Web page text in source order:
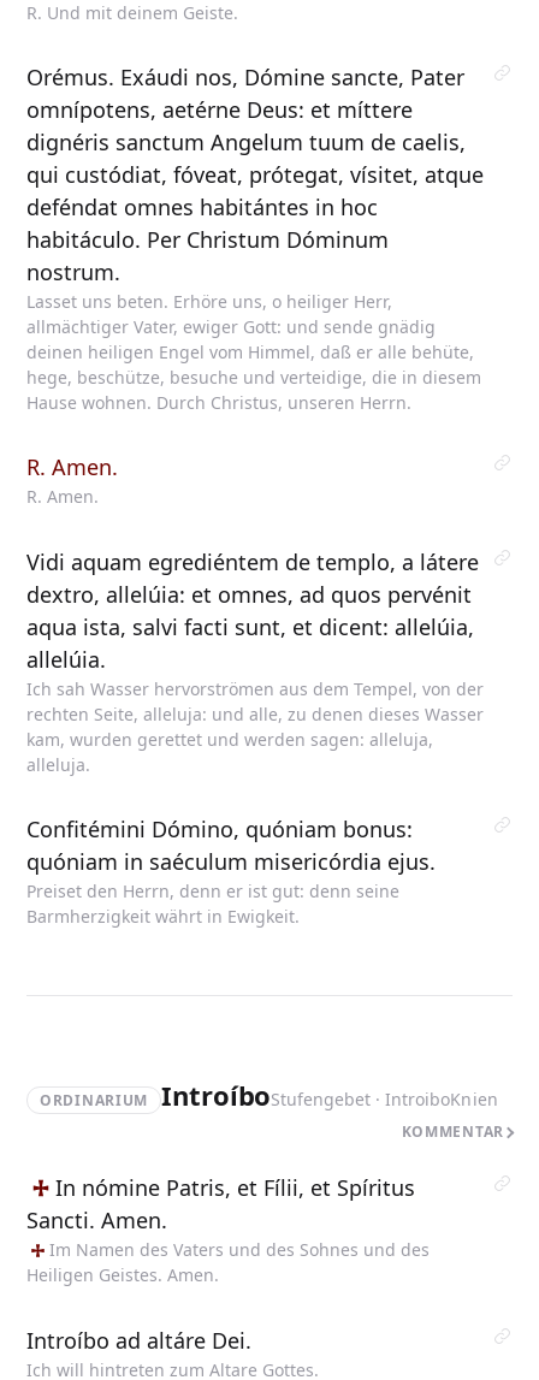
R. Und mit deinem Geiste.
Orémus. Exáudi nos, Dómine sancte, Pater
omnípotens, aetérne Deus: et míttere
dignéris sanctum Angelum tuum de caelis,
qui custódiat, fóveat, prótegat, vísitet, atque
deféndat omnes habitántes in hoc
habitáculo. Per Christum Dóminum
nostrum.
Lasset uns beten. Erhöre uns, o heiliger Herr,
allmächtiger Vater, ewiger Gott: und sende gnädig
deinen heiligen Engel vom Himmel, daß er alle behüte,
hege, beschütze, besuche und verteidige, die in diesem
Hause wohnen. Durch Christus, unseren Herrn.
R. Amen.
R. Amen.
Vidi aquam egrediéntem de templo, a látere
dextro, allelúia: et omnes, ad quos pervénit
aqua ista, salvi facti sunt, et dicent: allelúia,
allelúia.
Ich sah Wasser hervorströmen aus dem Tempel, von der
rechten Seite, alleluja: und alle, zu denen dieses Wasser
kam, wurden gerettet und werden sagen: alleluja,
alleluja.
Confitémini Dómino, quóniam bonus:
quóniam in saéculum misericórdia ejus.
Preiset den Herrn, denn er ist gut: denn seine
Barmherzigkeit währt in Ewigkeit.
ORDINARIUM IntroíboStufengebet · IntroiboKnien
KOMMENTAR
In nómine Patris, et Fílii, et Spíritus
Sancti. Amen.
Im Namen des Vaters und des Sohnes und des
Heiligen Geistes. Amen.
Introíbo ad altáre Dei.
Ich will hintreten zum Altare Gottes.